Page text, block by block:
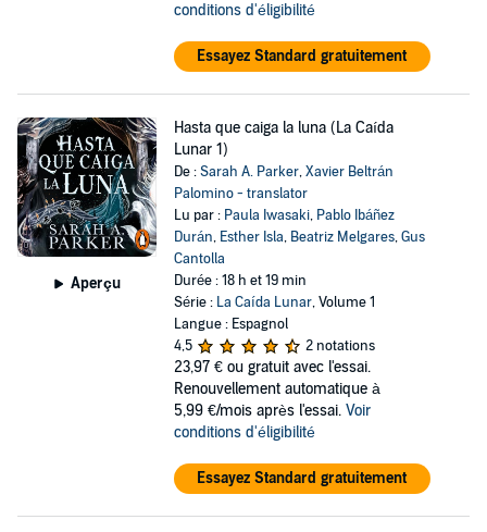
conditions d'éligibilité
Essayez Standard gratuitement
Aperçu
Hasta que caiga la luna (La Caída
Lunar 1)
De :Sarah A. Parker,Xavier Beltrán
Palomino - translator
Lu par : Paula Iwasaki, Pablo Ibáñez
Durán, Esther Isla, Beatriz Melgares,Gus
Cantolla
Durée : 18 h et 19 min
Série : La Caída Lunar, Volume 1
Langue : Espagnol
4,5
2 notations
23,97 € ou gratuit avec l'essai.
Renouvellement automatique à
5,99 €/mois après l'essai. Voir
conditions d'éligibilité
Essayez Standard gratuitement